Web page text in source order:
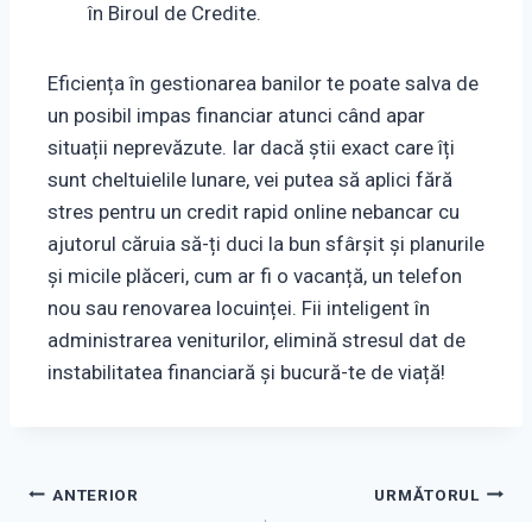
în Biroul de Credite.
Eficiența în gestionarea banilor te poate salva de
un posibil impas financiar atunci când apar
situații neprevăzute. Iar dacă știi exact care îți
sunt cheltuielile lunare, vei putea să aplici fără
stres pentru un credit rapid online nebancar cu
ajutorul căruia să-ți duci la bun sfârșit și planurile
și micile plăceri, cum ar fi o vacanță, un telefon
nou sau renovarea locuinței. Fii inteligent în
administrarea veniturilor, elimină stresul dat de
instabilitatea financiară și bucură-te de viață!
Navigare
ANTERIOR URMĂTORUL